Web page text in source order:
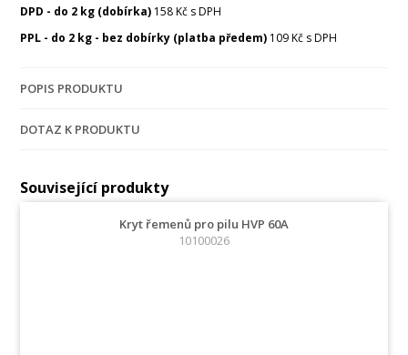
DPD - do 2 kg (dobírka) 158 Kč s DPH
PPL - do 2 kg - bez dobírky (platba předem) 109 Kč s DPH
POPIS PRODUKTU
DOTAZ K PRODUKTU
Související produkty
Kryt řemenů pro pilu HVP 60A
10100026